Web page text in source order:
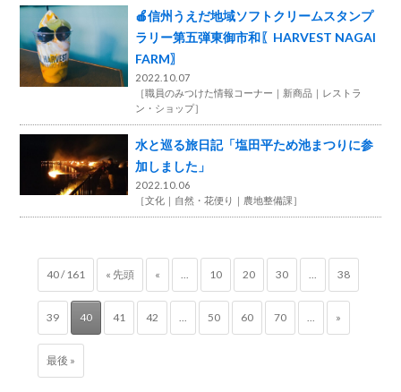
🍎信州うえだ地域ソフトクリームスタンプ
ラリー第五弾東御市和〖HARVEST NAGAI
FARM〗
2022.10.07
［職員のみつけた情報コーナー 新商品
レストラ
ン・ショップ］
水と巡る旅日記「塩田平ため池まつりに参
加しました」
2022.10.06
［文化 自然・花便り 農地整備課］
40 / 161 « 先頭 « 10 20 30 38
39 40 41 42 50 60 70 »
最後 »